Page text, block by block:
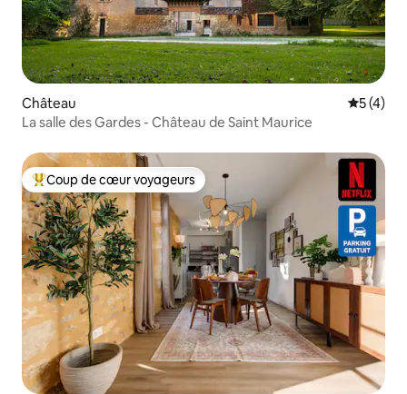
Château
5 (4)
La salle des Gardes - Château de Saint Maurice
Coups de cœur voyageurs les plus appréciés
Coup de cœur voyageurs